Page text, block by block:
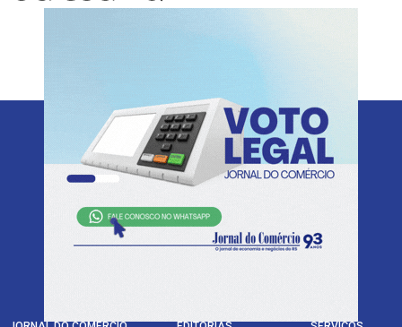
Av. João Pessoa, 1282 - Farroupilha
Porto Alegre - RS - CEP 90040-001